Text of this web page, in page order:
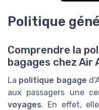
Politique
Comprendre la
bagages chez Air
La politique bagage
aux passagers une
voyages. En effet,